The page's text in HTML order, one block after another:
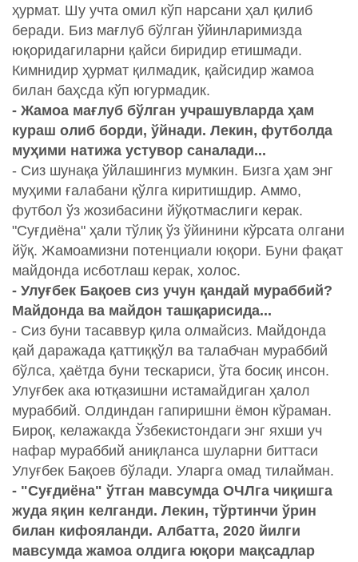
ҳурмат. Шу учта омил кўп нарсани ҳал қилиб
беради. Биз мағлуб бўлган ўйинларимизда
юқоридагиларни қайси биридир етишмади.
Кимнидир ҳурмат қилмадик, қайсидир жамоа
билан баҳсда кўп югурмадик.
- Жамоа мағлуб бўлган учрашувларда ҳам
кураш олиб борди, ўйнади. Лекин, футболда
муҳими натижа устувор саналади...
- Сиз шунақа ўйлашингиз мумкин. Бизга ҳам энг
муҳими ғалабани қўлга киритишдир. Аммо,
футбол ўз жозибасини йўқотмаслиги керак.
"Суғдиёна" ҳали тўлиқ ўз ўйинини кўрсата олгани
йўқ. Жамоамизни потенциали юқори. Буни фақат
майдонда исботлаш керак, холос.
- Улуғбек Бақоев сиз учун қандай мураббий?
Майдонда ва майдон ташқарисида...
- Сиз буни тасаввур қила олмайсиз. Майдонда
қай даражада қаттиққўл ва талабчан мураббий
бўлса, ҳаётда буни тескариси, ўта босиқ инсон.
Улуғбек ака ютқазишни истамайдиган ҳалол
мураббий. Олдиндан гапиришни ёмон кўраман.
Бироқ, келажакда Ўзбекистондаги энг яхши уч
нафар мураббий аниқланса шуларни биттаси
Улуғбек Бақоев бўлади. Уларга омад тилайман.
- "Суғдиёна" ўтган мавсумда ОЧЛга чиқишга
жуда яқин келганди. Лекин, тўртинчи ўрин
билан кифояланди. Албатта, 2020 йилги
мавсумда жамоа олдига юқори мақсадлар